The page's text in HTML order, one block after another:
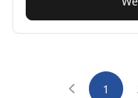
1